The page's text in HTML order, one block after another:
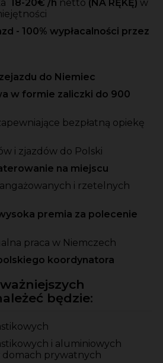
18-20€ /h netto (NA RĘKĘ) w
- 100% wypłacalności przez
do Niemiec
w formie zaliczki do 900
bezpłatną opiekę
i zjazdów do Polski
na miejscu
i rzetelnych
premia za polecenie
praca w Niemczech
koordynatora
będzie:
i aluminiowych
prywatnych